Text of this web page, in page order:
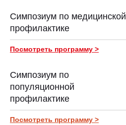
Симпозиум по медицинской
профилактике
Посмотреть программу >
Симпозиум по
популяционной
профилактике
Посмотреть программу >